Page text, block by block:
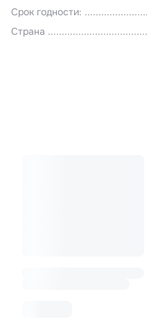
Срок годности:
Страна